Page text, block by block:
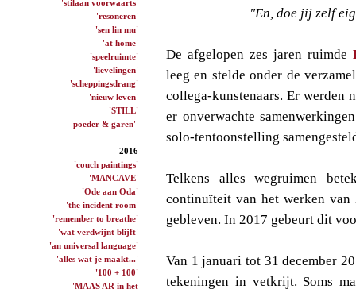
'stilaan voorwaarts'
'resoneren'
'sen lin mu'
'at home'
'speelruimte'
'lievelingen'
'scheppingsdrang'
'nieuw leven'
'STILL'
'poeder & garen'
2016
'couch paintings'
'MANCAVE'
'Ode aan Oda'
'the incident room'
'remember to breathe'
'wat verdwijnt blijft'
'an universal language'
'alles wat je maakt...'
'100 + 100'
'MAAS AR in het
"En, doe jij zelf
De afgelopen zes jaren ruimde
leeg en stelde onder de
collega-kunstenaars. Er werden
er onverwachte
solo-tentoonstelling
Telkens alles wegruimen
continuïteit van het werken van
gebleven. In 2017 gebeurt dit
Van 1 januari tot 31 december
tekeningen in vetkrijt. Soms